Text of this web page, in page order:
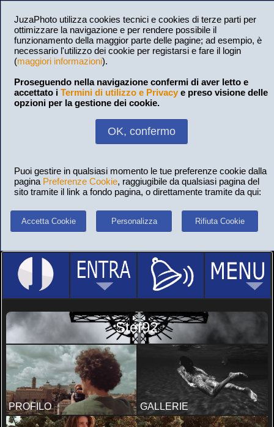
JuzaPhoto utilizza cookies tecnici e cookies di terze parti per
ottimizzare la navigazione e per rendere possibile il
funzionamento della maggior parte delle pagine; ad esempio, è
necessario l'utilizzo dei cookie per registarsi e fare il login
(maggiori informazioni).
Proseguendo nella navigazione confermi di aver letto e
accettato i Termini di utilizzo e Privacy e preso visione delle
opzioni per la gestione dei cookie.
OK, confermo
Puoi gestire in qualsiasi momento le tue preferenze cookie dalla
pagina Preferenze Cookie, raggiugibile da qualsiasi pagina del
sito tramite il link a fondo pagina, o direttamente tramite da qui:
Accetta Cookie Personalizza Rifiuta Cookie
Stef92
PROFILO GALLERIE